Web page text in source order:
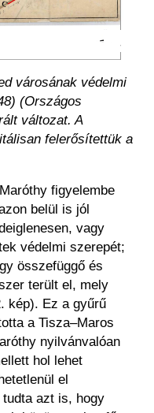
városának védelmi
(Országos
változat. A
felerősítettük a
figyelembe
belül is jól
vagy
védelmi szerepét;
összefüggő és
terült el, mely
kép). Ez a gyűrű
a Tisza–Maros
nyilvánvalóan
hol lehet
el
azt is, hogy